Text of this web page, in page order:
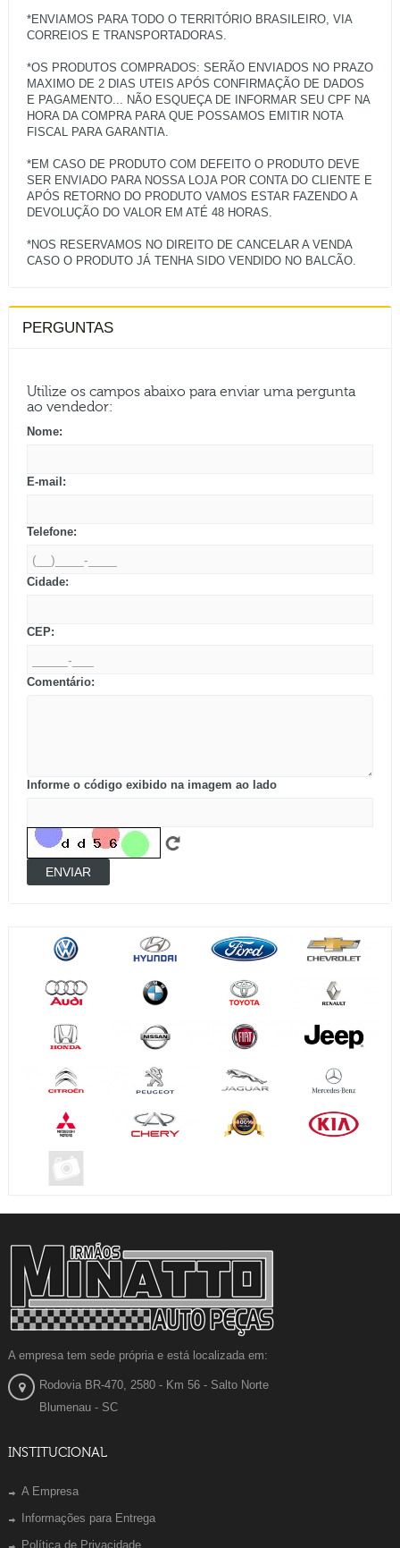
*ENVIAMOS PARA TODO O TERRITÓRIO BRASILEIRO, VIA
CORREIOS E TRANSPORTADORAS.
*OS PRODUTOS COMPRADOS: SERÃO ENVIADOS NO PRAZO
MAXIMO DE 2 DIAS UTEIS APÓS CONFIRMAÇÃO DE DADOS
E PAGAMENTO... NÃO ESQUEÇA DE INFORMAR SEU CPF NA
HORA DA COMPRA PARA QUE POSSAMOS EMITIR NOTA
FISCAL PARA GARANTIA.
*EM CASO DE PRODUTO COM DEFEITO O PRODUTO DEVE
SER ENVIADO PARA NOSSA LOJA POR CONTA DO CLIENTE E
APÓS RETORNO DO PRODUTO VAMOS ESTAR FAZENDO A
DEVOLUÇÃO DO VALOR EM ATÉ 48 HORAS.
*NOS RESERVAMOS NO DIREITO DE CANCELAR A VENDA
PERGUNTAS
Utilize os campos abaixo para enviar uma pergunta
ao vendedor:
Nome:
E-mail:
Telefone:
Cidade:
CEP:
Comentário:
Informe o código exibido na imagem ao lado
ENVIAR
A empresa tem sede própria e está localizada em:
Rodovia BR-470, 2580 - Km 56 - Salto Norte
Blumenau - SC
INSTITUCIONAL
A Empresa
Informações para Entrega
Política de Privacidade